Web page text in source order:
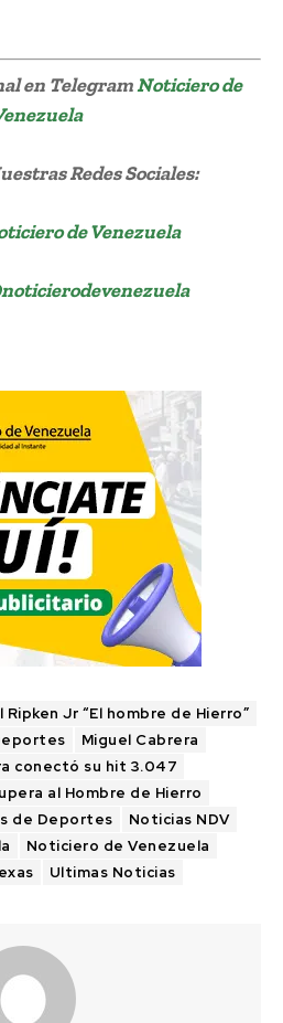
en TelegramNoticiero de
Redes Sociales:
de Venezuela
Ripken Jr “El hombre de Hierro”
Miguel Cabrera
conectó su hit 3.047
al Hombre de Hierro
de Deportes
Noticias NDV
Noticiero de Venezuela
Ultimas Noticias